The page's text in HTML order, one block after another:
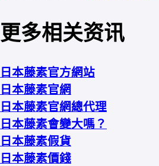
更多相关资讯
日本藤素官方網站
日本藤素官網
日本藤素官網總代理
日本藤素會變大嗎？
日本藤素假貨
日本藤素價錢